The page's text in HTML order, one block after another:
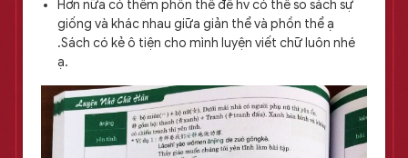
Hơn nữa có thêm phồn thể để hv có thể so sách sự
giống và khác nhau giữa giản thể và phồn thể ạ
.Sách có kẻ ô tiện cho mình luyện viết chữ luôn nhé
ạ.